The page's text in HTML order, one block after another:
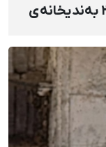
تۆمارکردنی ٧١ لەسێدارەدان لە ٢٦ بەندیخانەی